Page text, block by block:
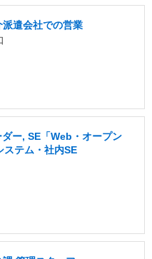
遣会社での営業
ー, SE「Web・オープン
ステム・社内SE